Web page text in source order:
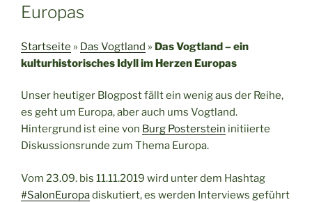
Europas
Startseite » Das Vogtland » Das Vogtland – ein
kulturhistorisches Idyll im Herzen Europas
Unser heutiger Blogpost fällt ein wenig aus der Reihe,
es geht um Europa, aber auch ums Vogtland.
Hintergrund ist eine von Burg Posterstein initiierte
Diskussionsrunde zum Thema Europa.
Vom 23.09. bis 11.11.2019 wird unter dem Hashtag
#SalonEuropadiskutiert, es werden Interviews geführt